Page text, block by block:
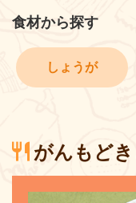
食材から探す
しょうが
がんもど